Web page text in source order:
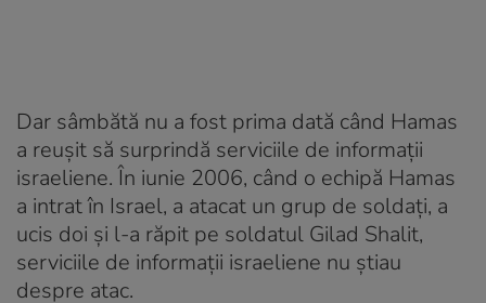
Dar sâmbătă nu a fost prima dată când Hamas
a reușit să surprindă serviciile de informații
israeliene. În iunie 2006, când o echipă Hamas
a intrat în Israel, a atacat un grup de soldați, a
ucis doi și l-a răpit pe soldatul Gilad Shalit,
serviciile de informații israeliene nu știau
despre atac.